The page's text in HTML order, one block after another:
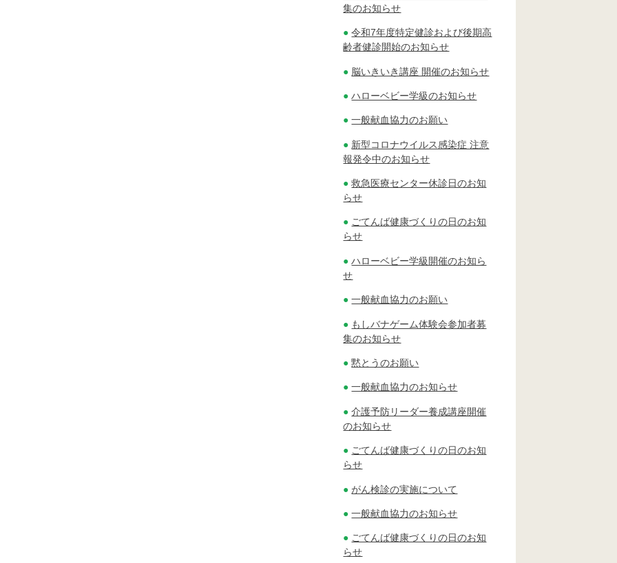
集のお知らせ
令和7年度特定健診および後期高
齢者健診開始のお知らせ
脳いきいき講座 開催のお知らせ
ハローベビー学級のお知らせ
一般献血協力のお願い
新型コロナウイルス感染症 注意
報発令中のお知らせ
救急医療センター休診日のお知
らせ
ごてんば健康づくりの日のお知
らせ
ハローベビー学級開催のお知ら
せ
一般献血協力のお願い
もしバナゲーム体験会参加者募
集のお知らせ
黙とうのお願い
一般献血協力のお知らせ
介護予防リーダー養成講座開催
のお知らせ
ごてんば健康づくりの日のお知
らせ
がん検診の実施について
一般献血協力のお知らせ
ごてんば健康づくりの日のお知
らせ